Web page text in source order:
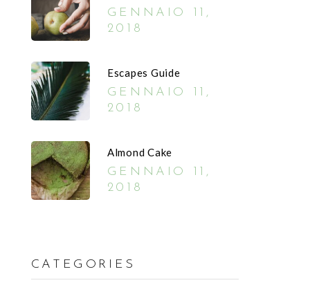
GENNAIO 11,
2018
Escapes Guide
GENNAIO 11,
2018
Almond Cake
GENNAIO 11,
2018
CATEGORIES